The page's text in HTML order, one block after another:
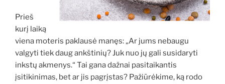
Prieš
kurį laiką
viena moteris paklausė manęs: „Ar jums nebaugu
valgyti tiek daug ankštinių? Juk nuo jų gali susidaryti
inkstų akmenys.“ Tai gana dažnai pasitaikantis
įsitikinimas, bet ar jis pagrįstas? Pažiūrėkime, ką rodo